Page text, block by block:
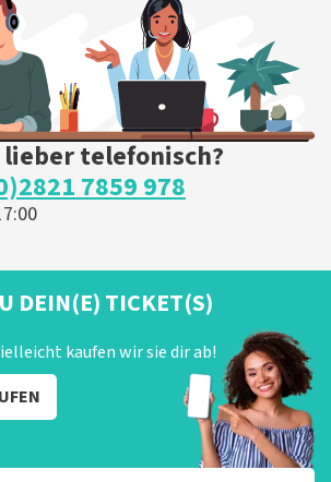
telefonisch?
7859 978
DEIN(E) TICKET(S)
kaufen wir sie dir ab!